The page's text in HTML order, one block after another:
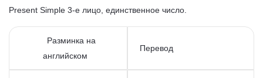
Present Simple 3-е лицо, единственное число.
Разминка на
английском
Перевод